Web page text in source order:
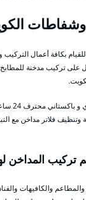
بكافة أعمال
على تركيب مدخنة
فني
فلاتر مداخن مع
تركيب المداخن
والكافيهات